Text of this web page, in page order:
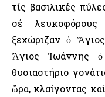
τίς βασιλικές
σέ
ξεχώριζαν ὁ
Ἅγιος Ἰωάννης
θυσιαστήριο
ὥρα, κλαίγοντας